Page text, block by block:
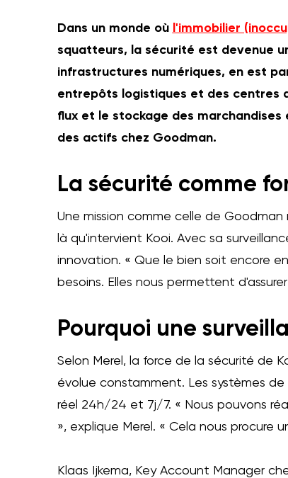
Dans un monde où l'immobilier
squatteurs, la sécurité est devenue
infrastructures numériques, en est
entrepôts logistiques et des centres
flux et le stockage des marchandises
des actifs chez Goodman.
La sécurité comme
Une mission comme celle de
là qu'intervient Kooi. Avec sa
innovation. « Que le bien soit encore
besoins. Elles nous permettent
Pourquoi une
Selon Merel, la force de la sécurité de
évolue constamment. Les systèmes
réel 24h/24 et 7j/7. « Nous pouvons
», explique Merel. « Cela nous procure
Klaas Ijkema, Key Account Manager